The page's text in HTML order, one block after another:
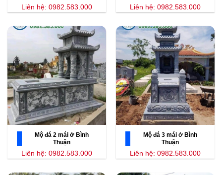
Liên hệ: 0982.583.000 Liên hệ: 0982.583.000
Mộ đá 2 mái ở Bình
Thuận
Liên hệ: 0982.583.000
Mộ đá 3 mái ở Bình
Thuận
Liên hệ: 0982.583.000